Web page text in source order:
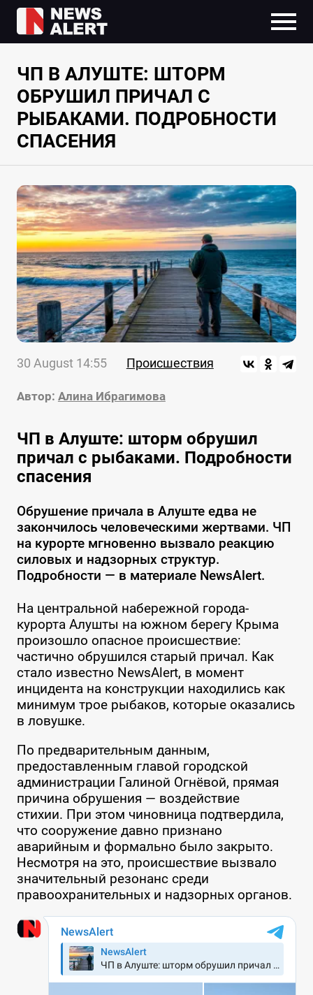
ЧП В АЛУШТЕ: ШТОРМ
ОБРУШИЛ ПРИЧАЛ С
РЫБАКАМИ. ПОДРОБНОСТИ
СПАСЕНИЯ
30 August 14:55 Происшествия
Автор: Алина Ибрагимова
ЧП в Алуште: шторм обрушил
причал с рыбаками. Подробности
спасения
Обрушение причала в Алуште едва не
закончилось человеческими жертвами. ЧП
на курорте мгновенно вызвало реакцию
силовых и надзорных структур.
Подробности — в материале NewsAlert.
На центральной набережной города-
курорта Алушты на южном берегу Крыма
произошло опасное происшествие:
частично обрушился старый причал. Как
стало известно NewsAlert, в момент
инцидента на конструкции находились как
минимум трое рыбаков, которые оказались
в ловушке.
По предварительным данным,
предоставленным главой городской
администрации Галиной Огнёвой, прямая
причина обрушения — воздействие
стихии. При этом чиновница подтвердила,
что сооружение давно признано
аварийным и формально было закрыто.
Несмотря на это, происшествие вызвало
значительный резонанс среди
правоохранительных и надзорных органов.